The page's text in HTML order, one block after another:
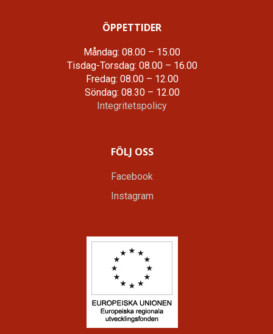
ÖPPETTIDER
Måndag: 08.00 – 15.00
Tisdag-Torsdag: 08.00 – 16.00
Fredag: 08.00 – 12.00
Söndag: 08.30 – 12.00
Integritetspolicy
FÖLJ OSS
Facebook
Instagram